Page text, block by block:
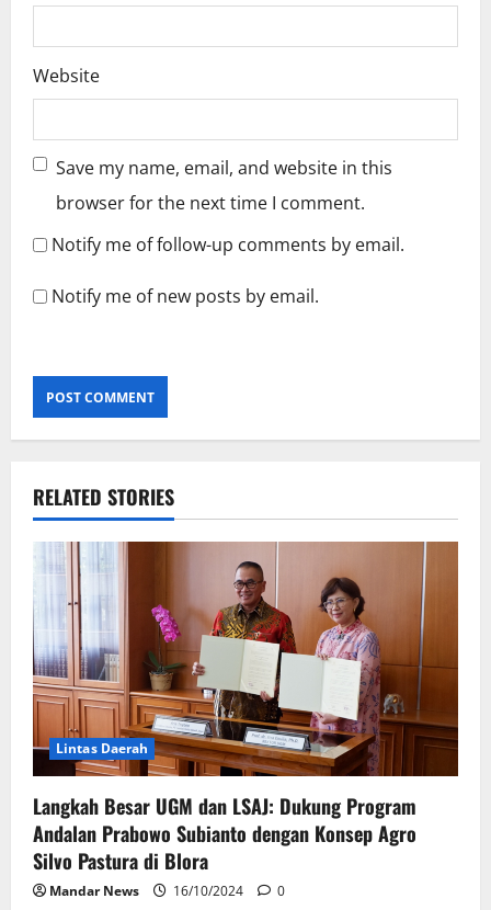
Website
Save my name, email, and website in this
browser for the next time I comment.
Notify me of follow-up comments by email.
Notify me of new posts by email.
RELATED STORIES
Lintas Daerah
Langkah Besar UGM dan LSAJ: Dukung Program
Andalan Prabowo Subianto dengan Konsep Agro
Silvo Pastura di Blora
Mandar News 16/10/2024 0